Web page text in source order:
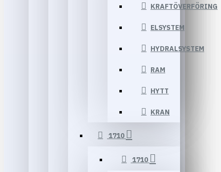
KRAFTÖVERFÖRING
ELSYSTEM
HYDRALSYSTEM
RAM
HYTT
KRAN
1710
1710